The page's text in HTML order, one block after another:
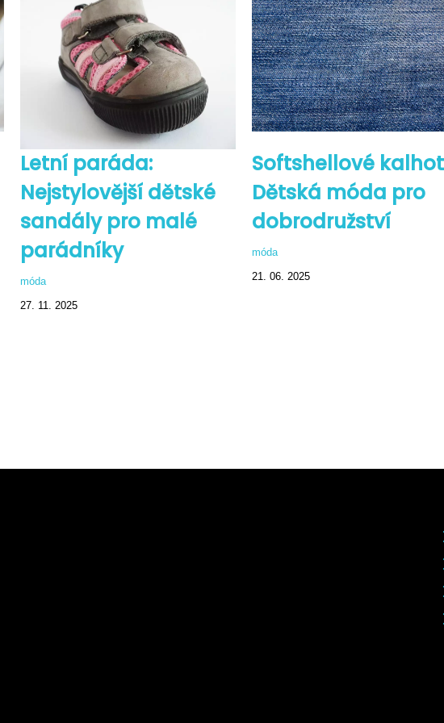
Letní paráda:
Nejstylovější dětské
sandály pro malé
parádníky
móda
27. 11. 2025
Softshellové
Dětská móda pro
dobrodružství
móda
21. 06. 2025